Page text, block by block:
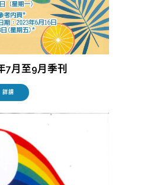
7月至9月季刊
詳請